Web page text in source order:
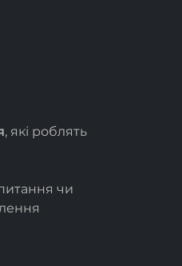
, які роблять
чи